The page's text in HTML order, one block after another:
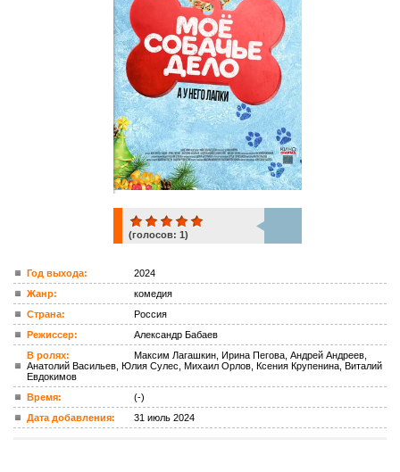
ком.
(голосов: 1)
Год выхода:
2024
Жанр:
комедия
Страна:
Россия
Режиссер:
Александр Бабаев
В ролях:
Максим Лагашкин, Ирина Пегова, Андрей Андреев,
Анатолий Васильев, Юлия Сулес, Михаил Орлов, Ксения Крупенина, Виталий
Евдокимов
Время:
(-)
Дата добавления:
31 июль 2024